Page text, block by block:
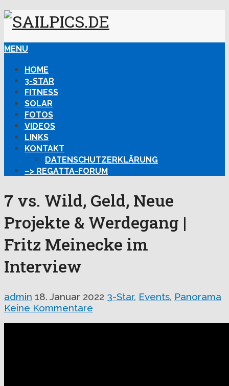
MENU
HOME
3-STAR
FITNESS
SOLAR
FOTOS
VIDEOS
LINKS
KONTAKT
DATENSCHUTZERKLÄRUNG
–> REGATTA-FORUM
7 vs. Wild, Geld, Neue
Projekte & Werdegang |
Fritz Meinecke im
Interview
admin 18. Januar 2022 3-Star, Events, Panorama
Keine Kommentare